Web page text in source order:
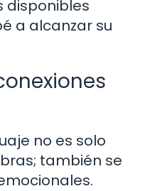
disponibles
a alcanzar su
no es solo
también se